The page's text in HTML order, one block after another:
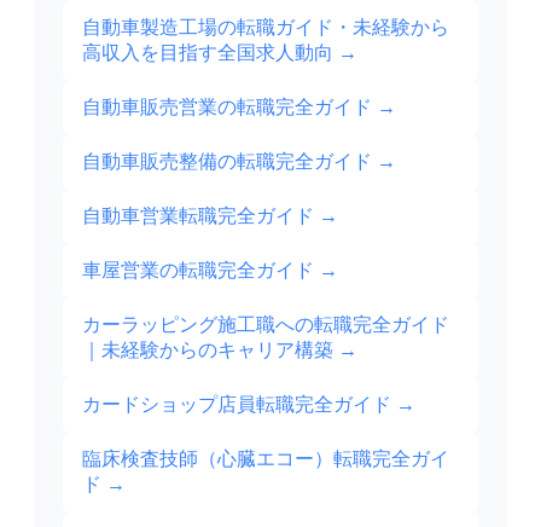
自動車製造工場の転職ガイド・未経験から
高収入を目指す全国求人動向 →
自動車販売営業の転職完全ガイド →
自動車販売整備の転職完全ガイド →
自動車営業転職完全ガイド →
車屋営業の転職完全ガイド →
カーラッピング施工職への転職完全ガイド
｜未経験からのキャリア構築 →
カードショップ店員転職完全ガイド →
臨床検査技師（心臓エコー）転職完全ガイ
ド →